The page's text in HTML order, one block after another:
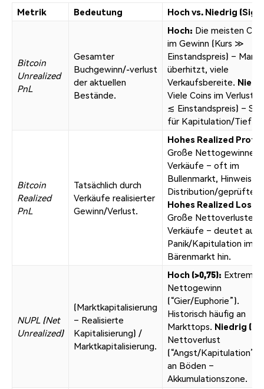
Metrik Bedeutung Hoch vs. Niedrig
Bitcoin
Unrealized
PnL
Gesamter
Buchgewinn/-verlust
der aktuellen
Bestände.
Hoch: Die meisten
im Gewinn (Kurs ≫
Einstandspreis) – Markt
überhitzt, viele
Verkaufsbereite.
Viele Coins im Verlust
≲ Einstandspreis) –
für Kapitulation/Tief.
Bitcoin
Realized
PnL
Tatsächlich durch
Verkäufe realisierter
Gewinn/Verlust.
Hohes Realized Profit:
Große Nettogewinne
Verkäufe – oft im
Bullenmarkt, Hinweis
Distribution/geprüftes
Hohes Realized Loss:
Große Nettoverluste
Verkäufe – deutet auf
Panik/Kapitulation im
Bärenmarkt hin.
NUPL (Net
Unrealized)
(Marktkapitalisierung
– Realisierte
Kapitalisierung) /
Marktkapitalisierung.
Hoch (>0,75): Extrem
Nettogewinn
(“Gier/Euphorie”).
Historisch häufig an
Markttops. Niedrig
Nettoverlust
(“Angst/
an Böden –
Akkumulationszone.